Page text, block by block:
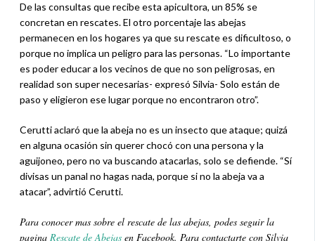
De las consultas que recibe esta apicultora, un 85% se
concretan en rescates. El otro porcentaje las abejas
permanecen en los hogares ya que su rescate es dificultoso, o
porque no implica un peligro para las personas. “Lo importante
es poder educar a los vecinos de que no son peligrosas, en
realidad son super necesarias- expresó Silvia- Solo están de
paso y eligieron ese lugar porque no encontraron otro”.
Cerutti aclaró que la abeja no es un insecto que ataque; quizá
en alguna ocasión sin querer chocó con una persona y la
aguijoneo, pero no va buscando atacarlas, solo se defiende. “Sí
divisas un panal no hagas nada, porque si no la abeja va a
atacar”, advirtió Cerutti.
Para conocer mas sobre el rescate de las abejas, podes seguir la
pagina Rescate de Abejas en Facebook. Para contactarte con Silvia